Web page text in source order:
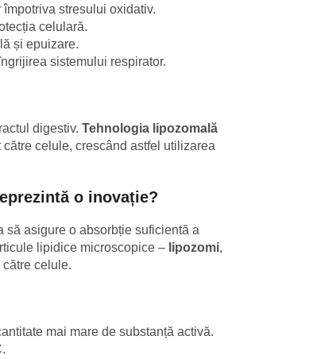
stresului oxidativ.
celulară.
și epuizare.
sistemului respirator.
digestiv. Tehnologia lipozomală
celule, crescând astfel utilizarea
o inovație?
asigure o absorbție suficientă a
lipidice microscopice – lipozomi,
celule.
mai mare de substanță activă.